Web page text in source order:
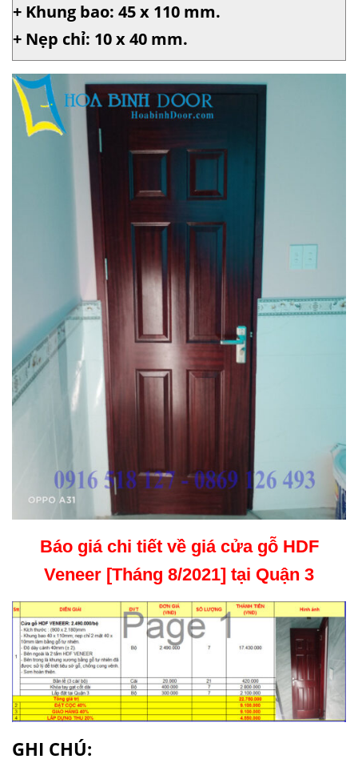
+ Khung bao: 45 x 110 mm.
+ Nẹp chỉ: 10 x 40 mm.
Báo giá chi tiết về giá cửa gỗ HDF
Veneer [Tháng 8/2021] tại Quận 3
GHI CHÚ: